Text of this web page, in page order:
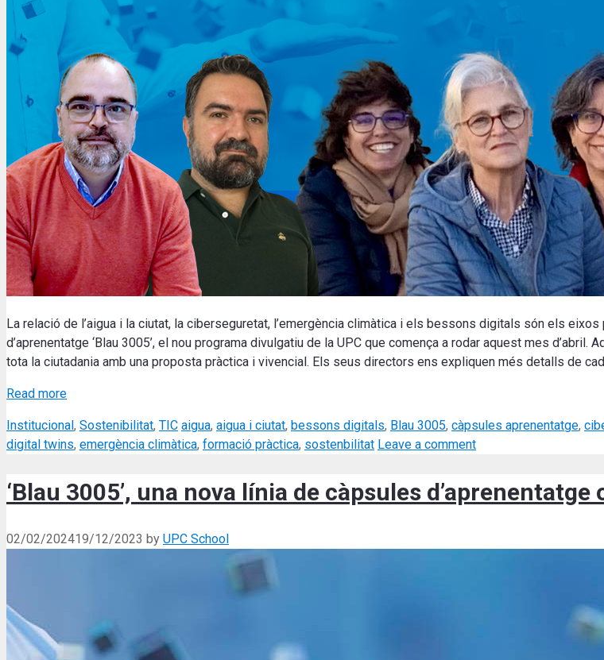
La relació de l’aigua i la ciutat, la ciberseguretat, l’emergència climàtica i els bessons digitals són els
d’aprenentatge ‘Blau 3005’, el nou programa divulgatiu de la UPC que comença a rodar aquest mes
tota la ciutadania amb una proposta pràctica i vivencial. Els seus directors ens expliquen més detalls de
Read more
Categories
Institucional, Sostenibilitat, TIC Tags
aigua, aigua i ciutat, bessons digitals, Blau 3005, càpsules aprenentatge,
digital twins, emergència climàtica, formació pràctica, sostenbilitat Leave a comment
‘Blau 3005’, una nova línia de càpsules
02/02/202419/12/2023 by UPC School